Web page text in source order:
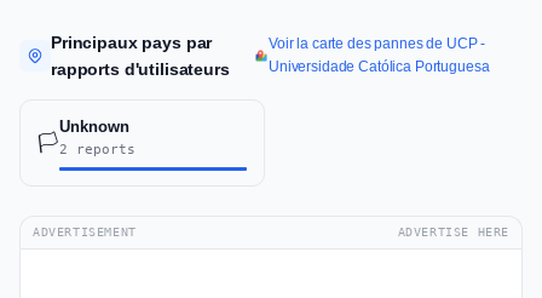
Principaux pays par
rapports d'utilisateurs
Voir la carte des pannes de UCP -
Universidade Católica Portuguesa
🏳️
Unknown
2 reports
ADVERTISEMENT ADVERTISE HERE